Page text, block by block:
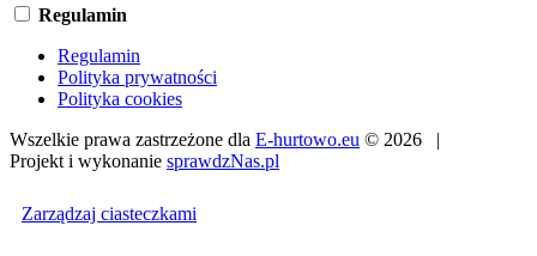
Regulamin
Regulamin
Polityka prywatności
Polityka cookies
Wszelkie prawa zastrzeżone dla E-hurtowo.eu © 2026 |
Projekt i wykonanie sprawdzNas.pl
Zarządzaj ciasteczkami